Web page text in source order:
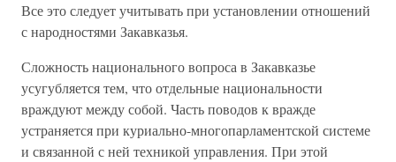
Все это следует учитывать при установлении отношений
с народностями Закавказья.
Сложность национального вопроса в Закавказье
усугубляется тем, что отдельные национальности
враждуют между собой. Часть поводов к вражде
устраняется при куриально-многопарламентской системе
и связанной с ней техникой управления. При этой